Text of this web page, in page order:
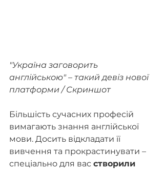
"Україна заговорить
англійською" – такий девіз нової
платформи / Скриншот
Більшість сучасних професій
вимагають знання англійської
мови. Досить відкладати її
вивчення та прокрастинувати –
спеціально для вас створили